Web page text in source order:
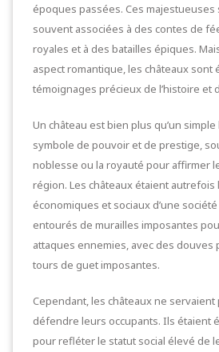
époques passées. Ces
souvent associées à des contes de
royales et à des batailles épiques.
aspect romantique, les châteaux sont
témoignages précieux de l’histoire et
Un château est bien plus qu’un simple
symbole de pouvoir et de prestige,
noblesse ou la royauté pour affirmer
région. Les châteaux étaient
économiques et sociaux d’une
entourés de murailles imposantes
attaques ennemies, avec des
tours de guet imposantes.
Cependant, les châteaux ne servaient
défendre leurs occupants. Ils étaient
pour refléter le statut social élevé de